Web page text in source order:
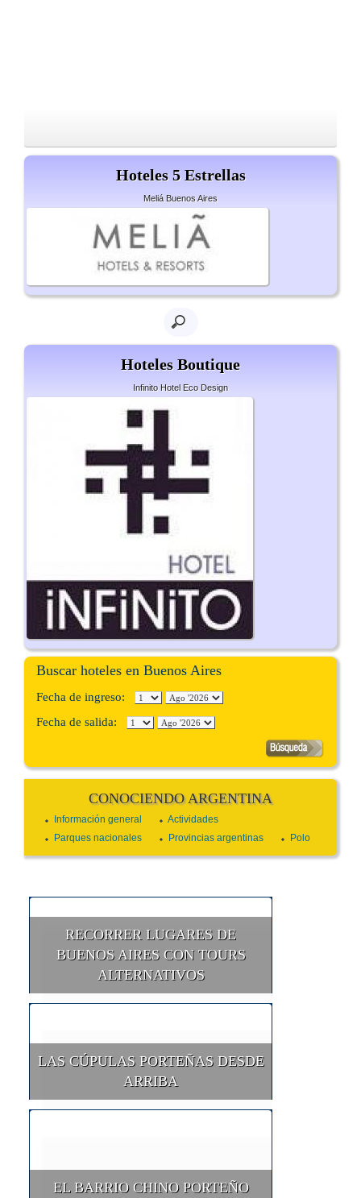
Hoteles 5 Estrellas
Meliá Buenos Aires
Hoteles Boutique
Infinito Hotel Eco Design
Buscar hoteles en Buenos Aires
Fecha de ingreso:
Fecha de salida:
CONOCIENDO ARGENTINA
Información general
Actividades
Parques nacionales
Provincias argentinas Polo
RECORRER LUGARES DE
BUENOS AIRES CON TOURS
ALTERNATIVOS
LAS CÚPULAS PORTEÑAS DESDE
ARRIBA
EL BARRIO CHINO PORTEÑO